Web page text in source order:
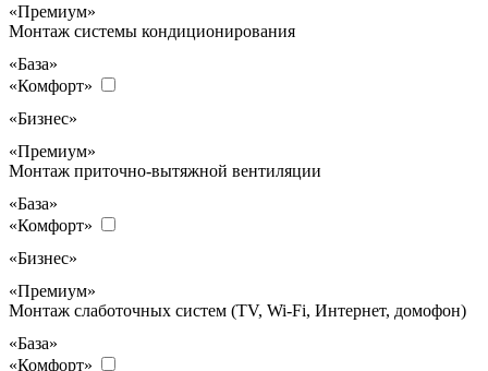
«Премиум»
Монтаж системы кондиционирования
«База»
«Комфорт»
«Бизнес»
«Премиум»
Монтаж приточно-вытяжной вентиляции
«База»
«Комфорт»
«Бизнес»
«Премиум»
Монтаж слаботочных систем (TV, Wi-Fi, Интернет, домофон)
«База»
«Комфорт»